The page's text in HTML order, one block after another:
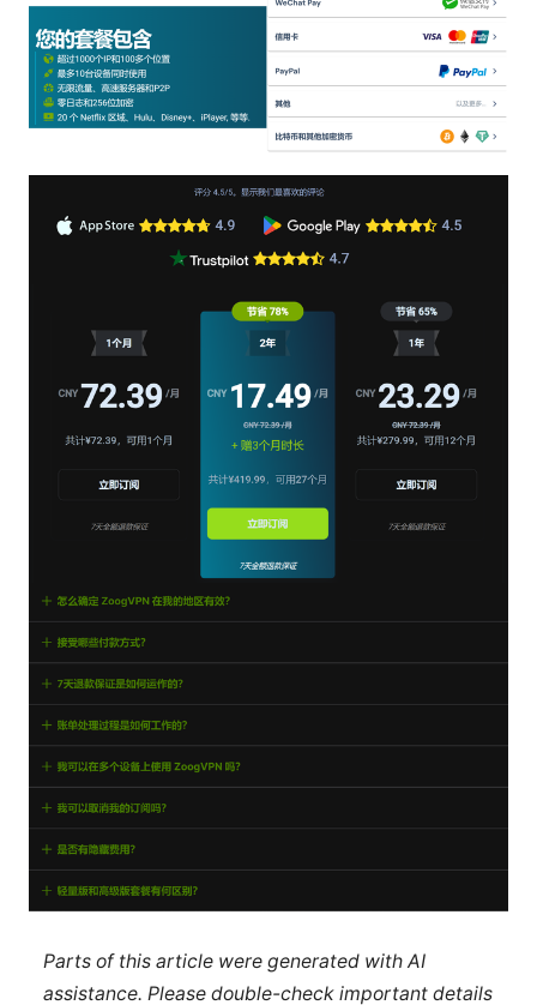
Parts of this article were generated with AI
assistance. Please double-check important details